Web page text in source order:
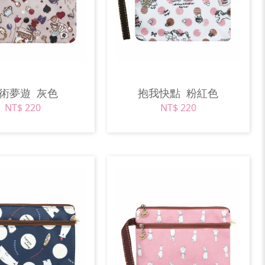
夢遊 灰色
NT$ 220
抱我快點粉紅色
NT$ 220